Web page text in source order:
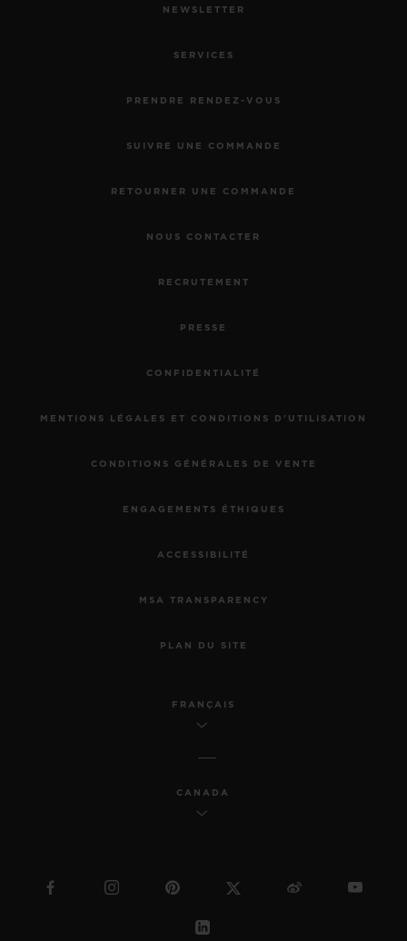
NEWSLETTER
SERVICES
PRENDRE RENDEZ-VOUS
SUIVRE UNE COMMANDE
RETOURNER UNE COMMANDE
NOUS CONTACTER
RECRUTEMENT
PRESSE
CONFIDENTIALITÉ
MENTIONS LÉGALES ET CONDITIONS D'UTILISATION
CONDITIONS GÉNÉRALES DE VENTE
ENGAGEMENTS ÉTHIQUES
ACCESSIBILITÉ
MSA TRANSPARENCY
PLAN DU SITE
FRANÇAIS
CANADA